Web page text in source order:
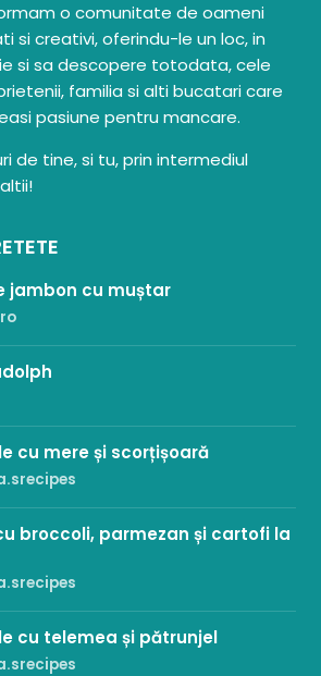
o comunitate de oameni
si creativi, oferindu-le un loc, in
si sa descopere totodata, cele
familia si alti bucatari care
pasiune pentru mancare.
de tine, si tu, prin intermediul
jambon cu muștar
cu mere și scorțișoară
broccoli, parmezan și cartofi la
cu telemea și pătrunjel